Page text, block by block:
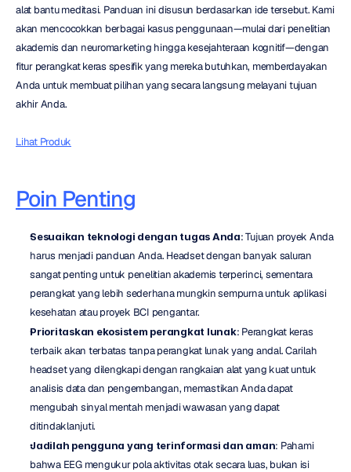
alat bantu meditasi. Panduan ini disusun berdasarkan ide tersebut. Kami
akan mencocokkan berbagai kasus penggunaan—mulai dari penelitian
akademis dan neuromarketing hingga kesejahteraan kognitif—dengan
fitur perangkat keras spesifik yang mereka butuhkan, memberdayakan
Anda untuk membuat pilihan yang secara langsung melayani tujuan
akhir Anda.
Lihat Produk
Poin Penting
Sesuaikan teknologi dengan tugas Anda: Tujuan proyek Anda
harus menjadi panduan Anda. Headset dengan banyak saluran
sangat penting untuk penelitian akademis terperinci, sementara
perangkat yang lebih sederhana mungkin sempurna untuk aplikasi
kesehatan atau proyek BCI pengantar.
Prioritaskan ekosistem perangkat lunak: Perangkat keras
terbaik akan terbatas tanpa perangkat lunak yang andal. Carilah
headset yang dilengkapi dengan rangkaian alat yang kuat untuk
analisis data dan pengembangan, memastikan Anda dapat
mengubah sinyal mentah menjadi wawasan yang dapat
ditindaklanjuti.
Jadilah pengguna yang terinformasi dan aman: Pahami
bahwa EEG mengukur pola aktivitas otak secara luas, bukan isi